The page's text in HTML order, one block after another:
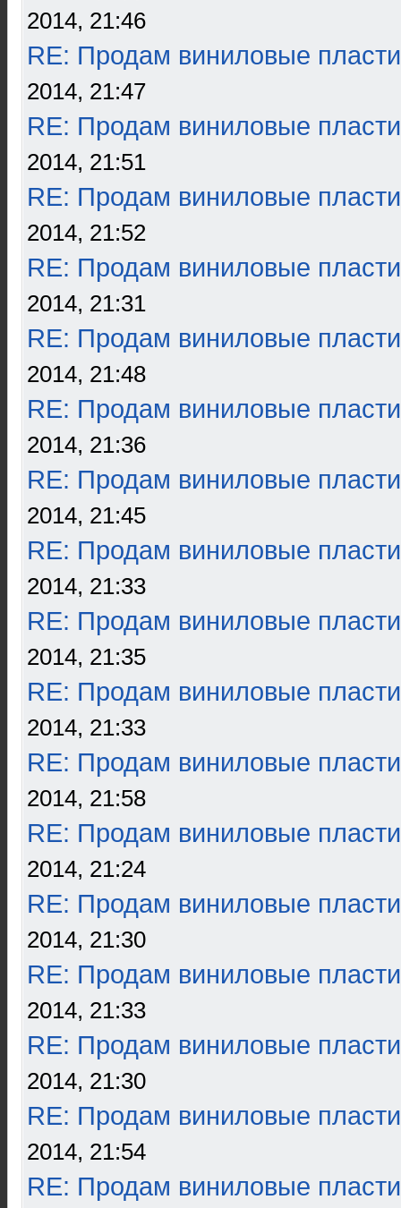
2014, 21:46
RE: Продам виниловые
2014, 21:47
RE: Продам виниловые
2014, 21:51
RE: Продам виниловые
2014, 21:52
RE: Продам виниловые
2014, 21:31
RE: Продам виниловые
2014, 21:48
RE: Продам виниловые
2014, 21:36
RE: Продам виниловые
2014, 21:45
RE: Продам виниловые
2014, 21:33
RE: Продам виниловые
2014, 21:35
RE: Продам виниловые
2014, 21:33
RE: Продам виниловые
2014, 21:58
RE: Продам виниловые
2014, 21:24
RE: Продам виниловые
2014, 21:30
RE: Продам виниловые
2014, 21:33
RE: Продам виниловые
2014, 21:30
RE: Продам виниловые
2014, 21:54
RE: Продам виниловые